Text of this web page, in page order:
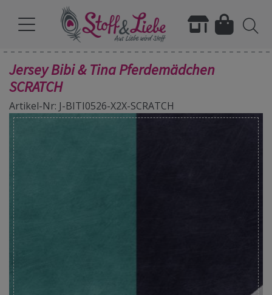
Jersey Bibi & Tina Pferdemädchen
SCRATCH
Artikel-Nr: J-BITI0526-X2X-SCRATCH